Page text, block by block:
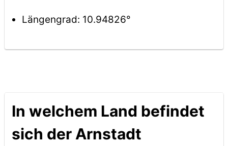
Längengrad: 10.94826°
In welchem Land befindet
sich der Arnstadt